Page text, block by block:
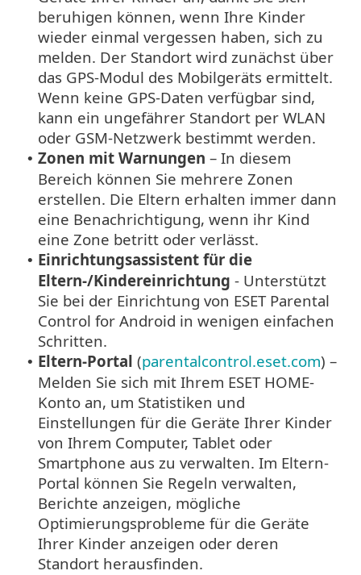
beruhigen können, wenn Ihre Kinder
wieder einmal vergessen haben, sich zu
melden. Der Standort wird zunächst über
das GPS-Modul des Mobilgeräts ermittelt.
Wenn keine GPS-Daten verfügbar sind,
kann ein ungefährer Standort per WLAN
oder GSM-Netzwerk bestimmt werden.
• Zonen mit Warnungen – In diesem
Bereich können Sie mehrere Zonen
erstellen. Die Eltern erhalten immer dann
eine Benachrichtigung, wenn ihr Kind
eine Zone betritt oder verlässt.
• Einrichtungsassistent für die
Eltern-/Kindereinrichtung - Unterstützt
Sie bei der Einrichtung von ESET Parental
Control for Android in wenigen einfachen
Schritten.
• Eltern-Portal (parentalcontrol.eset.com) –
Melden Sie sich mit Ihrem ESET HOME-
Konto an, um Statistiken und
Einstellungen für die Geräte Ihrer Kinder
von Ihrem Computer, Tablet oder
Smartphone aus zu verwalten. Im Eltern-
Portal können Sie Regeln verwalten,
Berichte anzeigen, mögliche
Optimierungsprobleme für die Geräte
Ihrer Kinder anzeigen oder deren
Standort herausfinden.